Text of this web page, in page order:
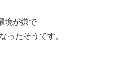
境が嫌で
ったそうです。